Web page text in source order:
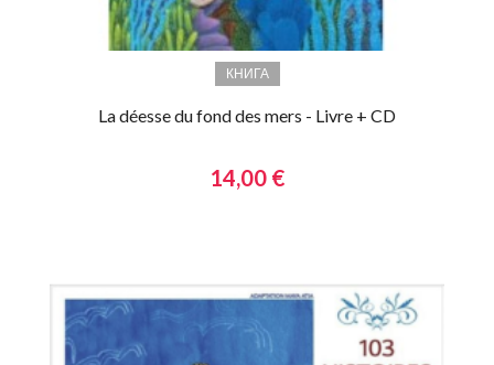
КНИГА
La déesse du fond des mers - Livre + CD
14,00 €